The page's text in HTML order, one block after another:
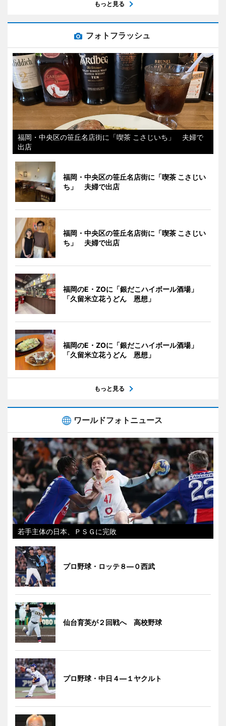
もっと見る
フォトフラッシュ
福岡・中央区の笹丘名店街に「喫茶 こさじいち」 夫婦で
出店
福岡・中央区の笹丘名店街に「喫茶 こさじい
ち」 夫婦で出店
福岡・中央区の笹丘名店街に「喫茶 こさじい
ち」 夫婦で出店
福岡のE・ZOに「銀だこハイボール酒場」
「久留米立花うどん 恩想」
福岡のE・ZOに「銀だこハイボール酒場」
「久留米立花うどん 恩想」
もっと見る
ワールドフォトニュース
若手主体の日本、ＰＳＧに完敗
プロ野球・ロッテ８―０西武
仙台育英が２回戦へ 高校野球
プロ野球・中日４―１ヤクルト